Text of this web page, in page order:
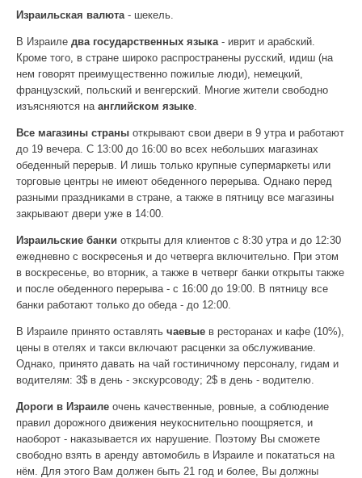
Израильская валюта- шекель.
В Израиле два государственных языка- иврит и арабский.
Кроме того, в стране широко распространены русский, идиш (на
нем говорят преимущественно пожилые люди), немецкий,
французский, польский и венгерский. Многие жители свободно
изъясняются на английском языке.
Все магазины страны открывают свои двери в 9 утра и работают
до 19 вечера. С 13:00 до 16:00 во всех небольших магазинах
обеденный перерыв. И лишь только крупные супермаркеты или
торговые центры не имеют обеденного перерыва. Однако перед
разными праздниками в стране, а также в пятницу все магазины
закрывают двери уже в 14:00.
Израильские банки открыты для клиентов с 8:30 утра и до 12:30
ежедневно с воскресенья и до четверга включительно. При этом
в воскресенье, во вторник, а также в четверг банки открыты также
и после обеденного перерыва - с 16:00 до 19:00. В пятницу все
банки работают только до обеда - до 12:00.
В Израиле принято оставлять чаевые в ресторанах и кафе (10%),
цены в отелях и такси включают расценки за обслуживание.
Однако, принято давать на чай гостиничному персоналу, гидам и
водителям: 3$ в день - экскурсоводу; 2$ в день - водителю.
Дороги в Израиле очень качественные, ровные, а соблюдение
правил дорожного движения неукоснительно поощряется, и
наоборот - наказывается их нарушение. Поэтому Вы сможете
свободно взять в аренду автомобиль в Израиле и покататься на
нём. Для этого Вам должен быть 21 год и более, Вы должны